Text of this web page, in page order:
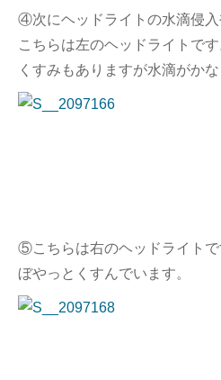
④次にヘッドライトの水滴侵入
こちらは左のヘッドライトです
くすみもありますが水滴がかな
⑤こちらは右のヘッドライトで
ぼやっとくすんでいます。